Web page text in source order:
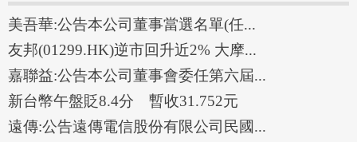
美吾華:公告本公司董事當選名單(任...
友邦(01299.HK)逆市回升近2% 大摩...
嘉聯益:公告本公司董事會委任第六屆...
新台幣午盤貶8.4分 暫收31.752元
遠傳:公告遠傳電信股份有限公司民國...